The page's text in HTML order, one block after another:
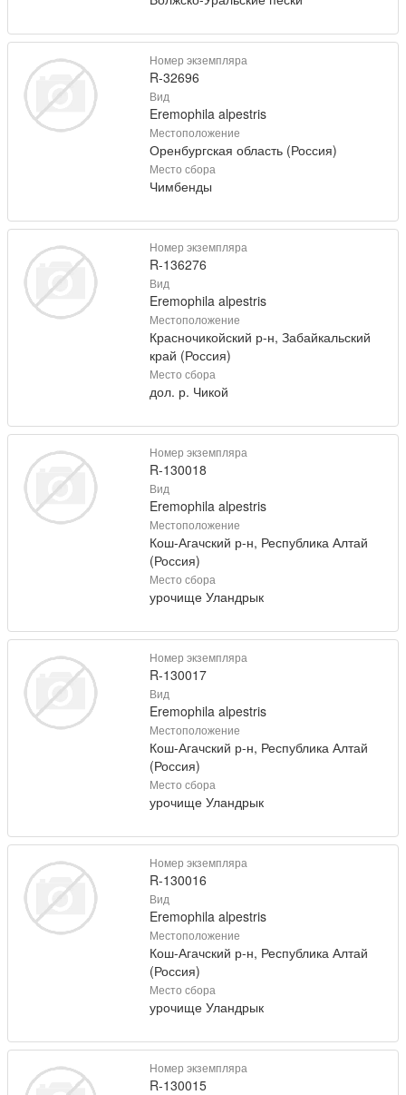
Номер экземпляра
R-32696
Вид
Eremophila alpestris
Местоположение
Оренбургская область (Россия)
Место сбора
Чимбенды
Номер экземпляра
R-136276
Вид
Eremophila alpestris
Местоположение
Красночикойский р-н, Забайкальский
край (Россия)
Место сбора
дол. р. Чикой
Номер экземпляра
R-130018
Вид
Eremophila alpestris
Местоположение
Кош-Агачский р-н, Республика Алтай
(Россия)
Место сбора
урочище Уландрык
Номер экземпляра
R-130017
Вид
Eremophila alpestris
Местоположение
Кош-Агачский р-н, Республика Алтай
(Россия)
Место сбора
урочище Уландрык
Номер экземпляра
R-130016
Вид
Eremophila alpestris
Местоположение
Кош-Агачский р-н, Республика Алтай
(Россия)
Место сбора
урочище Уландрык
Номер экземпляра
R-130015